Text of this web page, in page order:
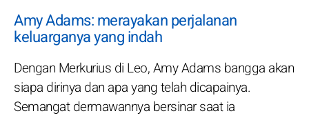
Amy Adams: merayakan perjalanan
keluarganya yang indah
Dengan Merkurius di Leo, Amy Adams bangga akan
siapa dirinya dan apa yang telah dicapainya.
Semangat dermawannya bersinar saat ia